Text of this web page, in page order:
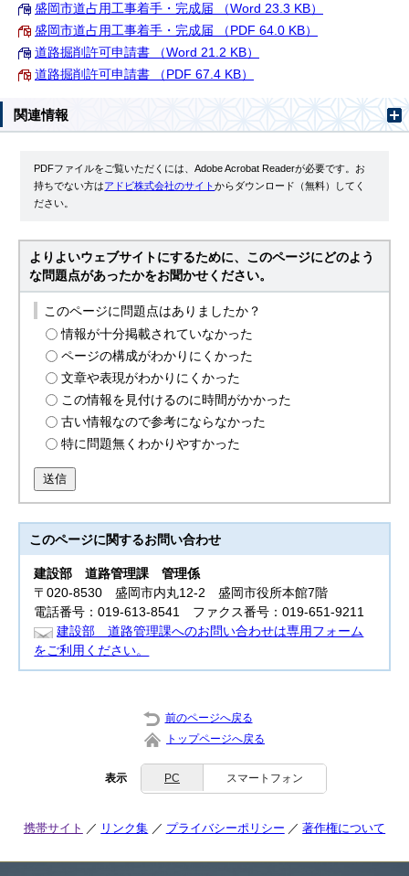
盛岡市道占用工事着手・完成届 （Word 23.3 KB）
盛岡市道占用工事着手・完成届 （PDF 64.0 KB）
道路掘削許可申請書 （Word 21.2 KB）
道路掘削許可申請書 （PDF 67.4 KB）
関連情報
PDFファイルをご覧いただくには、Adobe Acrobat Readerが必要です。お
持ちでない方はアドビ株式会社のサイトからダウンロード（無料）してく
ださい。
よりよいウェブサイトにするために、このページにどのよう
な問題点があったかをお聞かせください。
このページに問題点はありましたか？
情報が十分掲載されていなかった
ページの構成がわかりにくかった
文章や表現がわかりにくかった
この情報を見付けるのに時間がかかった
古い情報なので参考にならなかった
特に問題無くわかりやすかった
送信
このページに関するお問い合わせ
建設部道路管理課 管理係
〒020-8530 盛岡市内丸12-2 盛岡市役所本館7階
電話番号：019-613-8541 ファクス番号：019-651-9211
建設部 道路管理課へのお問い合わせは専用フォーム
をご利用ください。
前のページへ戻る
トップページへ戻る
表示 PC スマートフォン
携帯サイト リンク集 プライバシーポリシー 著作権について